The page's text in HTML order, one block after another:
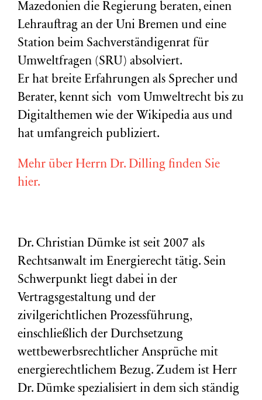
Mazedonien die Regierung beraten, einen
Lehrauftrag an der Uni Bremen und eine
Station beim Sachverständigenrat für
Umweltfragen (SRU) absolviert.
Er hat breite Erfahrungen als Sprecher und
Berater, kennt sich vom Umweltrecht bis zu
Digitalthemen wie der Wikipedia aus und
hat umfangreich publiziert.
Mehr über Herrn Dr. Dilling finden Sie
hier.
Dr. Christian Dümke ist seit 2007 als
Rechtsanwalt im Energierecht tätig. Sein
Schwerpunkt liegt dabei in der
Vertragsgestaltung und der
zivilgerichtlichen Prozessführung,
einschließlich der Durchsetzung
wettbewerbsrechtlicher Ansprüche mit
energierechtlichem Bezug. Zudem ist Herr
Dr. Dümke spezialisiert in dem sich ständig